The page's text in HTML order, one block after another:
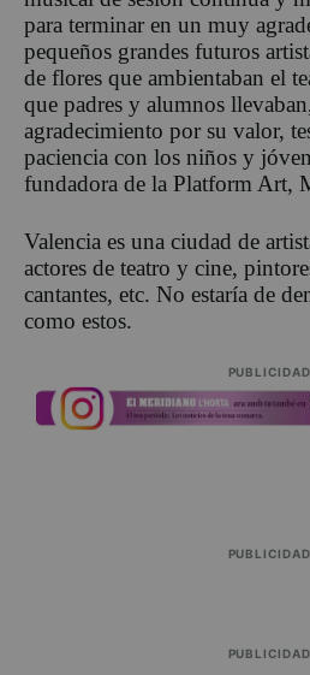
para terminar en un muy
pequeños grandes futuros
de flores que ambientaban el
que padres y alumnos
agradecimiento por su valor,
paciencia con los niños y
fundadora de la Platform Art,
Valencia es una ciudad de
actores de teatro y cine,
cantantes, etc. No estaría de
como estos.
PUBLICIDAD
PUBLICIDAD
PUBLICIDAD